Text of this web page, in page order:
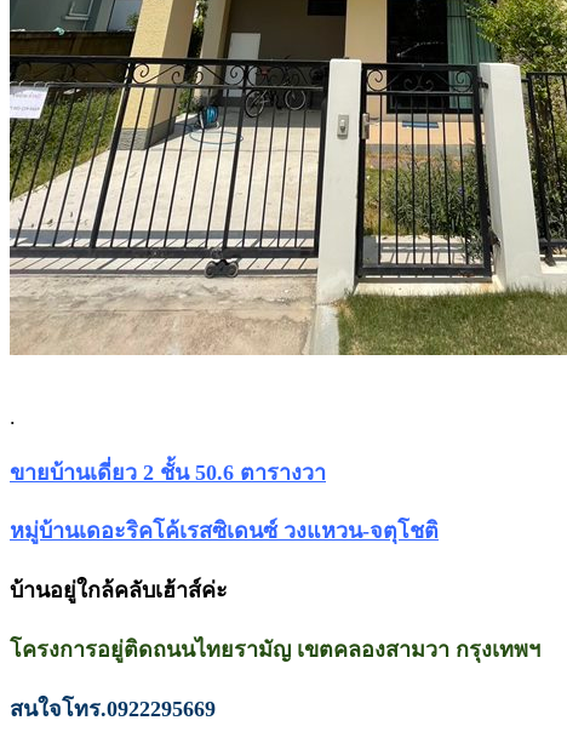
.
ขายบ้านเดี่ยว 2 ชั้น 50.6 ตารางวา
หมู่บ้านเดอะริคโค้เรสซิเดนซ์ วงแหวน-จตุโชติ
บ้านอยู่ใกล้คลับเฮ้าส์ค่ะ
โครงการอยู่ติดถนนไทยรามัญ เขตคลองสามวา กรุงเทพฯ
สนใจโทร.0922295669